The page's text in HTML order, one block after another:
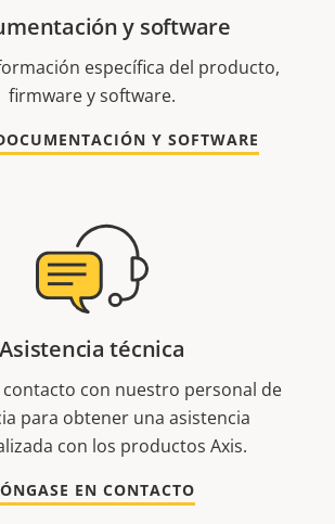
y software
específica del producto,
firmware y software.
Y SOFTWARE
Asistencia técnica
contacto con nuestro personal de
para obtener una asistencia
con los productos Axis.
EN CONTACTO